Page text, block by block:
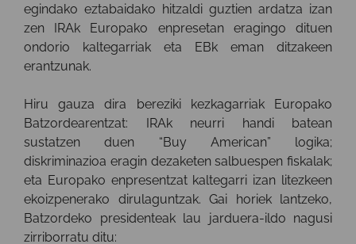
egindako eztabaidako hitzaldi guztien ardatza izan
zen IRAk Europako enpresetan eragingo dituen
ondorio kaltegarriak eta EBk eman ditzakeen
erantzunak.
Hiru gauza dira bereziki kezkagarriak Europako
Batzordearentzat: IRAk neurri handi batean
sustatzen duen “Buy American” logika;
diskriminazioa eragin dezaketen salbuespen fiskalak;
eta Europako enpresentzat kaltegarri izan litezkeen
ekoizpenerako dirulaguntzak. Gai horiek lantzeko,
Batzordeko presidenteak lau jarduera-ildo nagusi
zirriborratu ditu: